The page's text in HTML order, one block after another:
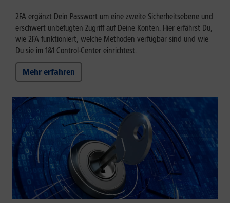
2FA ergänzt Dein Passwort um eine zweite Sicherheitsebene und
erschwert unbefugten Zugriff auf Deine Konten. Hier erfährst Du,
wie 2FA funktioniert, welche Methoden verfügbar sind und wie
Du sie im 1&1 Control-Center einrichtest.
Mehr erfahren